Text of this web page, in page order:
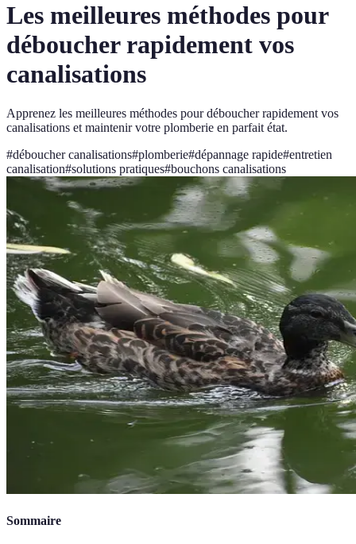
Les meilleures méthodes pour
déboucher rapidement vos
canalisations
Apprenez les meilleures méthodes pour déboucher rapidement vos
canalisations et maintenir votre plomberie en parfait état.
#déboucher canalisations#plomberie#dépannage rapide#entretien
canalisation#solutions pratiques#bouchons canalisations
Sommaire